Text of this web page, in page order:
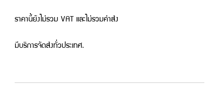
ราคานี้ยังไม่รวม VAT และไม่รวมค่าส่ง
มีบริการจัดส่งทั่วประเทศ.